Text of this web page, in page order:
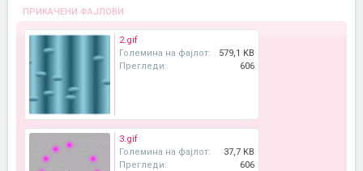
ПРИКАЧЕНИ ФАЈЛОВИ:
2.gif
Големина на фајлот:
579,1 KB
Прегледи:
606
3.gif
Големина на фајлот:
37,7 KB
Прегледи:
606